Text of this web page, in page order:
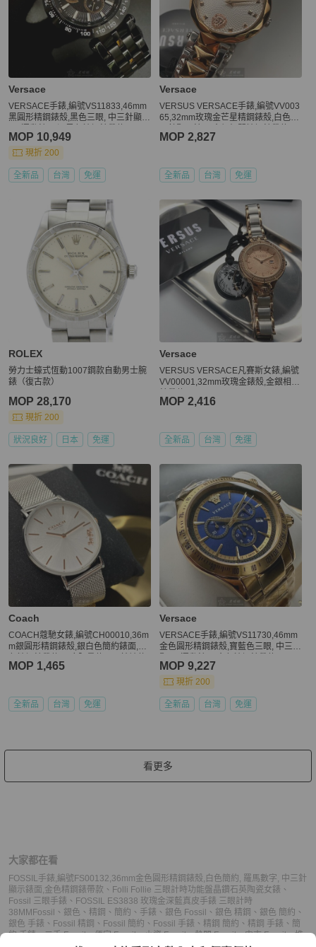
Versace
VERSACE手錶,編號VS11833,46mm
黑圓形精鋼錶殼,黑色三眼, 中三針顯
MOP 10,949
現折 200
全新品 台灣 免運
Versace
VERSUS VERSACE手錶,編號VV003
65,32mm玫瑰金芒星精鋼錶殼,白色中
MOP 2,827
全新品 台灣 免運
ROLEX
勞力士蠔式恆動1007鋼款自動男士腕
錶（復古款）
MOP 28,170
現折 200
狀況良好 日本 免運
Versace
VERSUS VERSACE凡賽斯女錶,編號
VV00001,32mm玫瑰金錶殼,金銀相間
MOP 2,416
全新品 台灣 免運
Coach
COACH蔻馳女錶,編號CH00010,36m
m銀圓形精鋼錶殼,銀白色簡約錶面,銀
冒!
MOP 1,465
全新品 台灣 免運
Versace
VERSACE手錶,編號VS11730,46mm
金色圓形精鋼錶殼,寶藍色三眼, 中三針
MOP 9,227
現折 200
全新品 台灣 免運
看更多
大家都在看
FOSSIL手錶,編號FS00132,36mm金色圓形精鋼錶殼,白色簡約, 羅馬數字, 中三針
顯示錶面,金色精鋼錶帶款 、 Folli Follie 三眼計時功能盤晶鑽石英陶瓷女錶 、
Fossil 三眼手錶 、 FOSSIL ES3838 玫瑰金深藍真皮手錶 三眼計時
38MMFossil 、 銀色 、 精鋼 、 簡約 、 手錶 、 銀色 Fossil 、 銀色 精鋼 、 銀色 簡約 、
銀色 手錶 、 Fossil 精鋼 、 Fossil 簡約 、 Fossil 手錶 、 精鋼 簡約 、 精鋼 手錶 、 簡
約 手錶、二手 Fossil、便宜 Fossil、小資 Fossil、熱門 Fossil、中古 Fossil、推